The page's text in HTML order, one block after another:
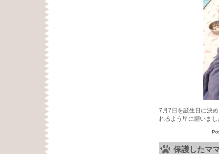
7月7日を誕生日に決
れるよう星に願いまし
保護したマ